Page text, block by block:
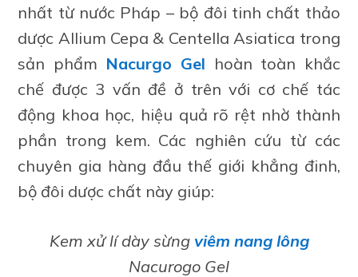
nhất từ nước Pháp – bộ đôi tinh chất thảo
dược Allium Cepa & Centella Asiatica trong
sản phẩm Nacurgo Gel hoàn toàn khắc
chế được 3 vấn đề ở trên với cơ chế tác
động khoa học, hiệu quả rõ rệt nhờ thành
phần trong kem. Các nghiên cứu từ các
chuyên gia hàng đầu thế giới khẳng đinh,
bộ đôi dược chất này giúp:
Kem xử lí dày sừng viêm nang lông
Nacurogo Gel